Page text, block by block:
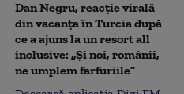
Dan Negru, reacție virală
din vacanța în Turcia după
ce a ajuns la un resort all
inclusive: „Și noi, românii,
ne umplem farfuriile”